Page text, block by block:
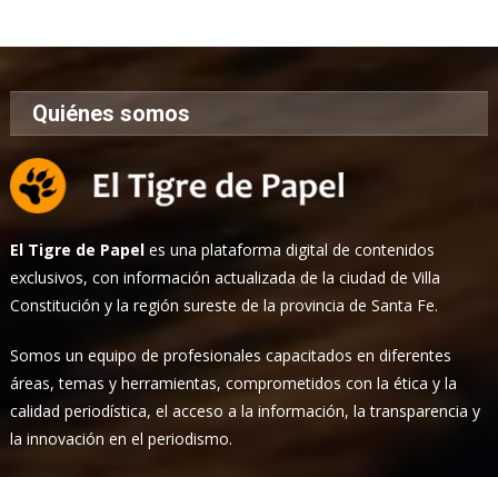
Quiénes somos
El Tigre de Papel es una plataforma digital de contenidos
exclusivos, con información actualizada de la ciudad de Villa
Constitución y la región sureste de la provincia de Santa Fe.
Somos un equipo de profesionales capacitados en diferentes
áreas, temas y herramientas, comprometidos con la ética y la
calidad periodística, el acceso a la información, la transparencia y
la innovación en el periodismo.